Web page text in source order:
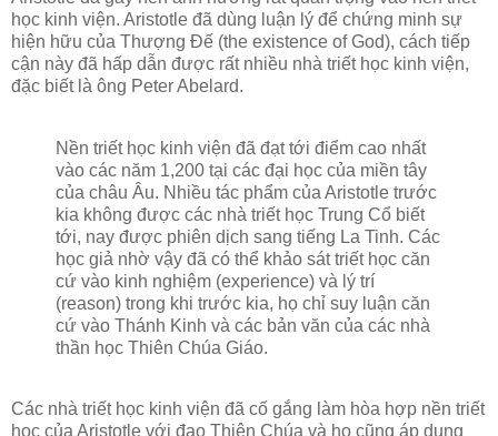
học kinh viện. Aristotle đã dùng luận lý để chứng minh sự
hiện hữu của Thượng Đế (the existence of God), cách tiếp
cận này đã hấp dẫn được rất nhiều nhà triết học kinh viện,
đặc biết là ông Peter Abelard.
Nền triết học kinh viện đã đạt tới điểm cao nhất
vào các năm 1,200 tại các đại học của miền tây
của châu Âu. Nhiều tác phẩm của Aristotle trước
kia không được các nhà triết học Trung Cổ biết
tới, nay được phiên dịch sang tiếng La Tinh. Các
học giả nhờ vậy đã có thể khảo sát triết học căn
cứ vào kinh nghiệm (experience) và lý trí
(reason) trong khi trước kia, họ chỉ suy luận căn
cứ vào Thánh Kinh và các bản văn của các nhà
thần học Thiên Chúa Giáo.
Các nhà triết học kinh viện đã cố gắng làm hòa hợp nền triết
học của Aristotle với đạo Thiên Chúa và họ cũng áp dụng